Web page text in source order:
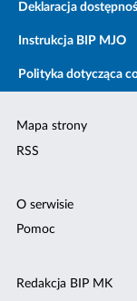
Deklaracja
Instrukcja BIP MJO
Polityka dotycząca
Mapa strony
RSS
O serwisie
Pomoc
Redakcja BIP MK